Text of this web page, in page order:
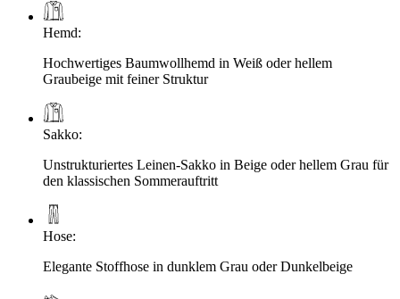
Hemd:
Hochwertiges Baumwollhemd in Weiß oder hellem
Graubeige mit feiner Struktur
Sakko:
Unstrukturiertes Leinen-Sakko in Beige oder hellem Grau für
den klassischen Sommerauftritt
Hose:
Elegante Stoffhose in dunklem Grau oder Dunkelbeige